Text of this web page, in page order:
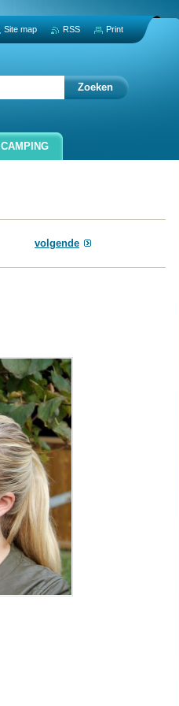
volgende
CAMPING
Site map RSS Print